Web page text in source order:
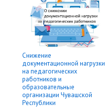
Снижение
документационной нагрузки
на педагогических
работников и
образовательные
организации Чувашской
Республики